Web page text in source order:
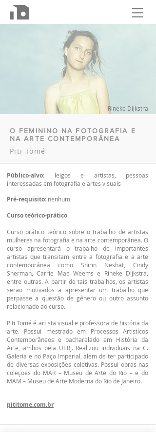
Rineke Dijkstra
O FEMININO NA FOTOGRAFIA E
NA ARTE CONTEMPORÂNEA
Piti Tomé
Público-alvo: leigos e artistas, pessoas
interessadas em fotografia e artes visuais
Pré-requisito: nenhum
Curso teórico-prático
Curso prático teórico sobre o trabalho de artistas
mulheres na fotografia e na arte contemporânea. O
curso apresentará o trabalho de importantes
artistas que transitam entre a fotografia e a arte
contemporânea como Shirin Neshat, Cindy
Sherman, Carrie Mae Weems e Rineke Dijkstra,
entre outras. A partir de tais trabalhos, os artistas
serão motivados a apresentar um trabalho que
perpasse a questão de gênero ou outro assunto
relacionado ao curso.
Piti Tomé é artista visual e professora de história da
arte. Possui mestrado em Processos Artísticos
Contemporâneos e bacharelado em História da
Arte, ambos pela UERJ. Realizou individuais na C.
Galeria e no Paço Imperial, além de ter participado
de diversas exposições coletivas. Possui obras nas
coleções do MAR – Museu de Arte do Rio – e do
MAM – Museu de Arte Moderna do Rio de Janeiro.
pititome.com.br